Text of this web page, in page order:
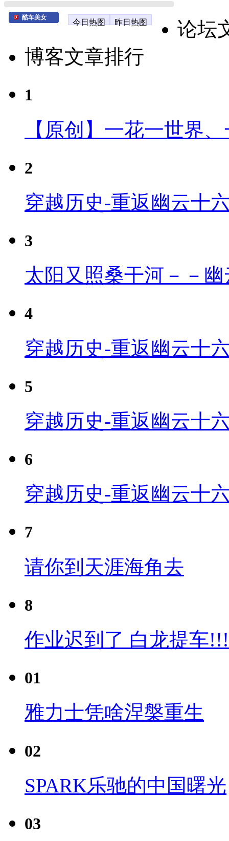
酷车美女
今日热图 昨日热图
论坛
博客文章排行
1
【原创】一花一世界
2
穿越历史-重返幽云十
3
太阳又照桑干河－－
4
穿越历史-重返幽云十
5
穿越历史-重返幽云十
6
穿越历史-重返幽云十
7
请你到天涯海角去
8
作业迟到了 白龙提车
01
雅力士凭啥涅槃重生
02
SPARK乐驰的中国曙光
03